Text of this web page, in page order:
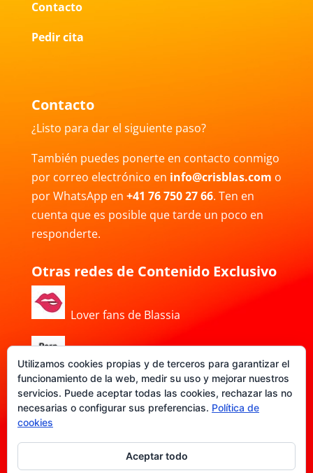
Contacto
Pedir cita
Contacto
¿Listo para dar el siguiente paso?
También puedes ponerte en contacto conmigo
por correo electrónico en info@crisblas.com o
por WhatsApp en +41 76 750 27 66. Ten en
cuenta que es posible que tarde un poco en
responderte.
Otras redes de Contenido Exclusivo
Lover fans de Blassia
Porn Hub de Blassia
DATE-FANS de Blassia
Utilizamos cookies propias y de terceros para garantizar el
funcionamiento de la web, medir su uso y mejorar nuestros
servicios. Puede aceptar todas las cookies, rechazar las no
necesarias o configurar sus preferencias. Política de
cookies
Aceptar todo